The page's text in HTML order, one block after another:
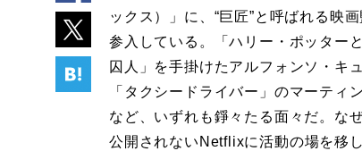
ックス）」に、“巨匠”と呼ばれる映
参入している。「ハリー・ポッター
囚人」を手掛けたアルフォンソ・キ
「タクシードライバー」のマーティ
など、いずれも錚々たる面々だ。な
公開されないNetflixに活動の場を移